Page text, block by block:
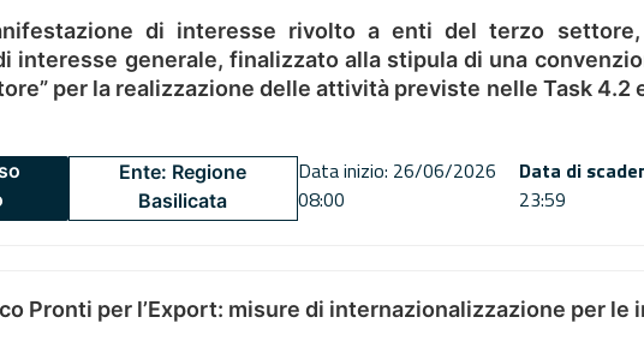
di interesse rivolto a enti del terzo
interesse generale, finalizzato alla stipula di una
per la realizzazione delle attività previste nelle Task 4.2
Ente: Regione
Basilicata
Data inizio: 26/06/2026
08:00
Data di
23:59
Pronti per l’Export: misure di internazionalizzazione per le